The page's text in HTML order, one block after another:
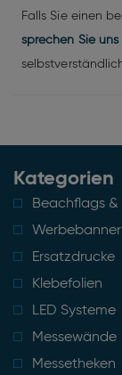
Falls Sie einen
sprechen Sie uns
Kategorien
Beachflags &
Werbebanner
Ersatzdrucke
Klebefolien
LED Systeme
Messewände
Messetheken